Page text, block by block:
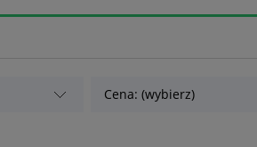
Cena: (wybierz)